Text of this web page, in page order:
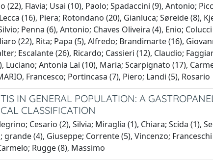
(22), Flavia; Usai (10), Paolo; Spadaccini (9), Antonio;
(16), Piera; Rotondano (20), Gianluca; Søreide (8),
Penna (6), Antonio; Chaves Oliveira (4), Enio;
(22), Rita; Papa (5), Alfredo; Brandimarte (16),
Escalante (26), Ricardo; Cassieri (12), Claudio;
Luciano; Antonia Lai (10), Maria; Scarpignato (17),
Francesco; Portincasa (7), Piero; Landi (5), Rosario
IN GENERAL POPULATION: A
CLASSIFICATION
Cesario (2), Silvia; Miraglia (1), Chiara; Scida (1),
(4), Giuseppe; Corrente (5), Vincenzo;
Rugge (8), Massimo